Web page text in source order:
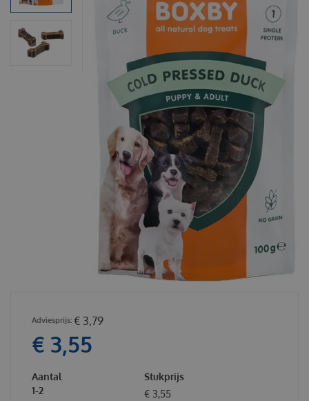
€ 3,79
€ 3,55
Aantal
Stukprijs
1-2
€ 3,55